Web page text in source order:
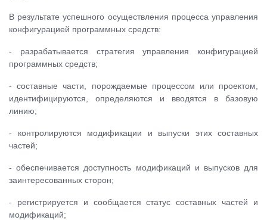
В результате успешного осуществления процесса управления
конфигурацией программных средств:
- разрабатывается стратегия управления конфигурацией
программных средств;
- составные части, порождаемые процессом или проектом,
идентифицируются, определяются и вводятся в базовую
линию;
- контролируются модификации и выпуски этих составных
частей;
- обеспечивается доступность модификаций и выпусков для
заинтересованных сторон;
- регистрируется и сообщается статус составных частей и
модификаций;